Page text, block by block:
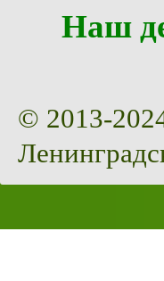
Наш
© 2013-